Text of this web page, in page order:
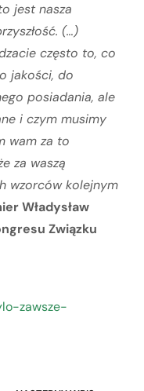
jest nasza
(…)
często to, co
jakości, do
posiadania, ale
i czym musimy
wam za to
za waszą
wzorców kolejnym
Władysław
Związku
zawsze-